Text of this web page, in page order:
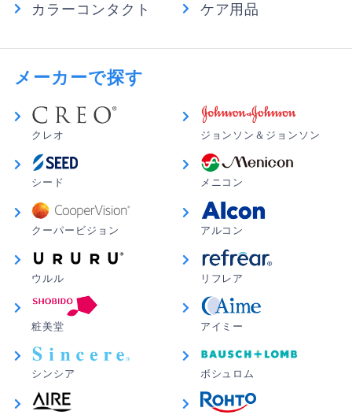
乾く
すぐにかわいて、落ちてきます。正直お勧めしません
ちえ さん ★
ありがとうございました！
眼鏡を子どもに壊されてしまい、ちょうどコンタクトレ
が、早い発送で翌々日には届き助かりました！ 商品も
綺麗に梱包され、パッケージも可愛らしくて、良い商品
ajajaj さん
初めてお世話になりました
育児の間に買いに行く時間がどうしてもとれなかったた
め、初めて購入を検討しました。とても便利です。もっ
と早く気づけばよかったです！笑。
カラーコンタクト ケア用品
メーカーで探す
クレオ ジョンソン＆ジョンソン
シード メニコン
クーパービジョン アルコン
ウルル リフレア
粧美堂 アイミー
シンシア ボシュロム